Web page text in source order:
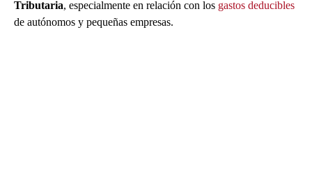
Tributaria, especialmente en relación con los gastos deducibles
de autónomos y pequeñas empresas.